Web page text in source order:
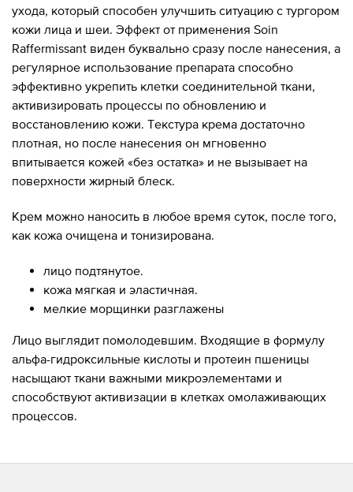
ухода, который способен улучшить ситуацию с тургором
кожи лица и шеи. Эффект от применения Soin
Raffermissant виден буквально сразу после нанесения, а
регулярное использование препарата способно
эффективно укрепить клетки соединительной ткани,
активизировать процессы по обновлению и
восстановлению кожи. Текстура крема достаточно
плотная, но после нанесения он мгновенно
впитывается кожей «без остатка» и не вызывает на
поверхности жирный блеск.
Крем можно наносить в любое время суток, после того,
как кожа очищена и тонизирована.
лицо подтянутое.
кожа мягкая и эластичная.
мелкие морщинки разглажены
Лицо выглядит помолодевшим. Входящие в формулу
альфа-гидроксильные кислоты и протеин пшеницы
насыщают ткани важными микроэлементами и
способствуют активизации в клетках омолаживающих
процессов.